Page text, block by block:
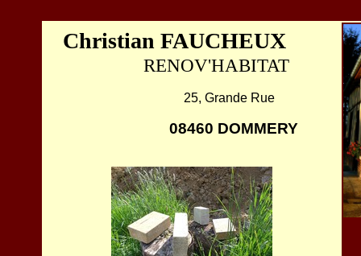
Christian FAUCHEUX
RENOV'HABITAT
25, Grande Rue
08460 DOMMERY